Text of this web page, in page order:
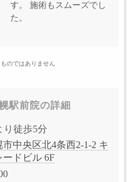
す。 施術もスムーズでし
た。
のではありません
駅前院の詳細
り徒歩5分
中央区北4条西2-1-2 キ
ードビル 6F